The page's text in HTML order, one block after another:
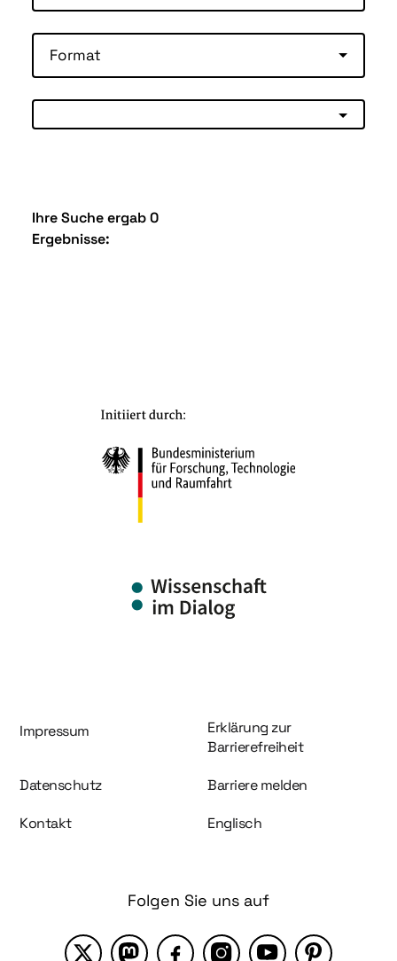
Format
Ihre Suche ergab 0
Ergebnisse:
Information und Service
Impressum
Erklärung zur
Barrierefreiheit
Datenschutz Barriere melden
Kontakt Englisch
Folgen Sie uns auf